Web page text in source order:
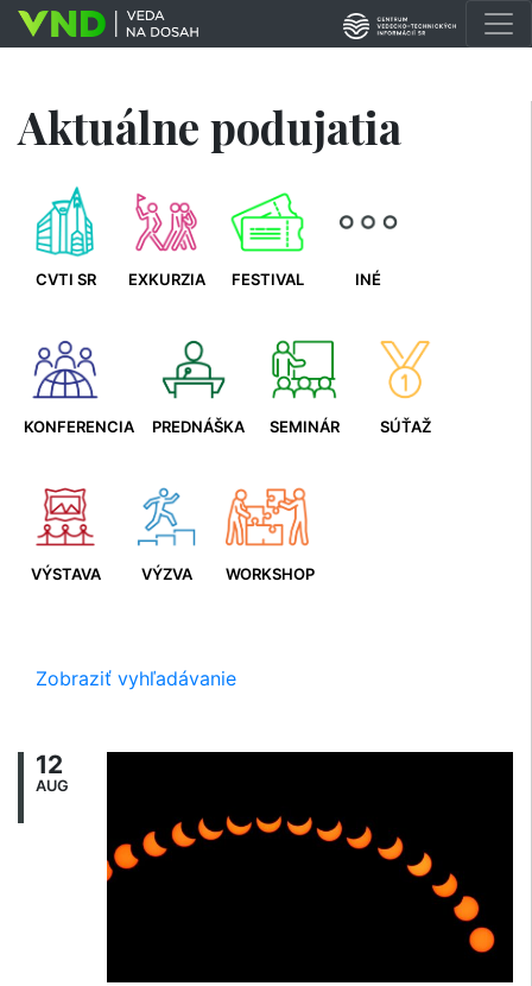
Aktuálne podujatia
CVTI SR EXKURZIA FESTIVAL INÉ
KONFERENCIA PREDNÁŠKA SEMINÁR SÚŤAŽ
VÝSTAVA VÝZVA WORKSHOP
Zobraziť vyhľadávanie
12
AUG